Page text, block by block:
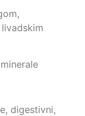
digestivni,